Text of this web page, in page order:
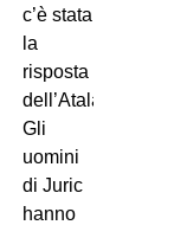
c’è stata
la
risposta
dell’Atalanta.
Gli
uomini
di Juric
hanno